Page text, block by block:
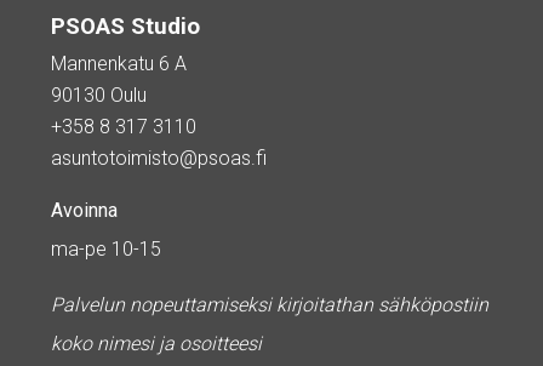
PSOAS Studio
Mannenkatu 6 A
90130 Oulu
+358 8 317 3110
asuntotoimisto@psoas.fi
Avoinna
ma-pe 10-15
Palvelun nopeuttamiseksi kirjoitathan sähköpostiin
koko nimesi ja osoitteesi